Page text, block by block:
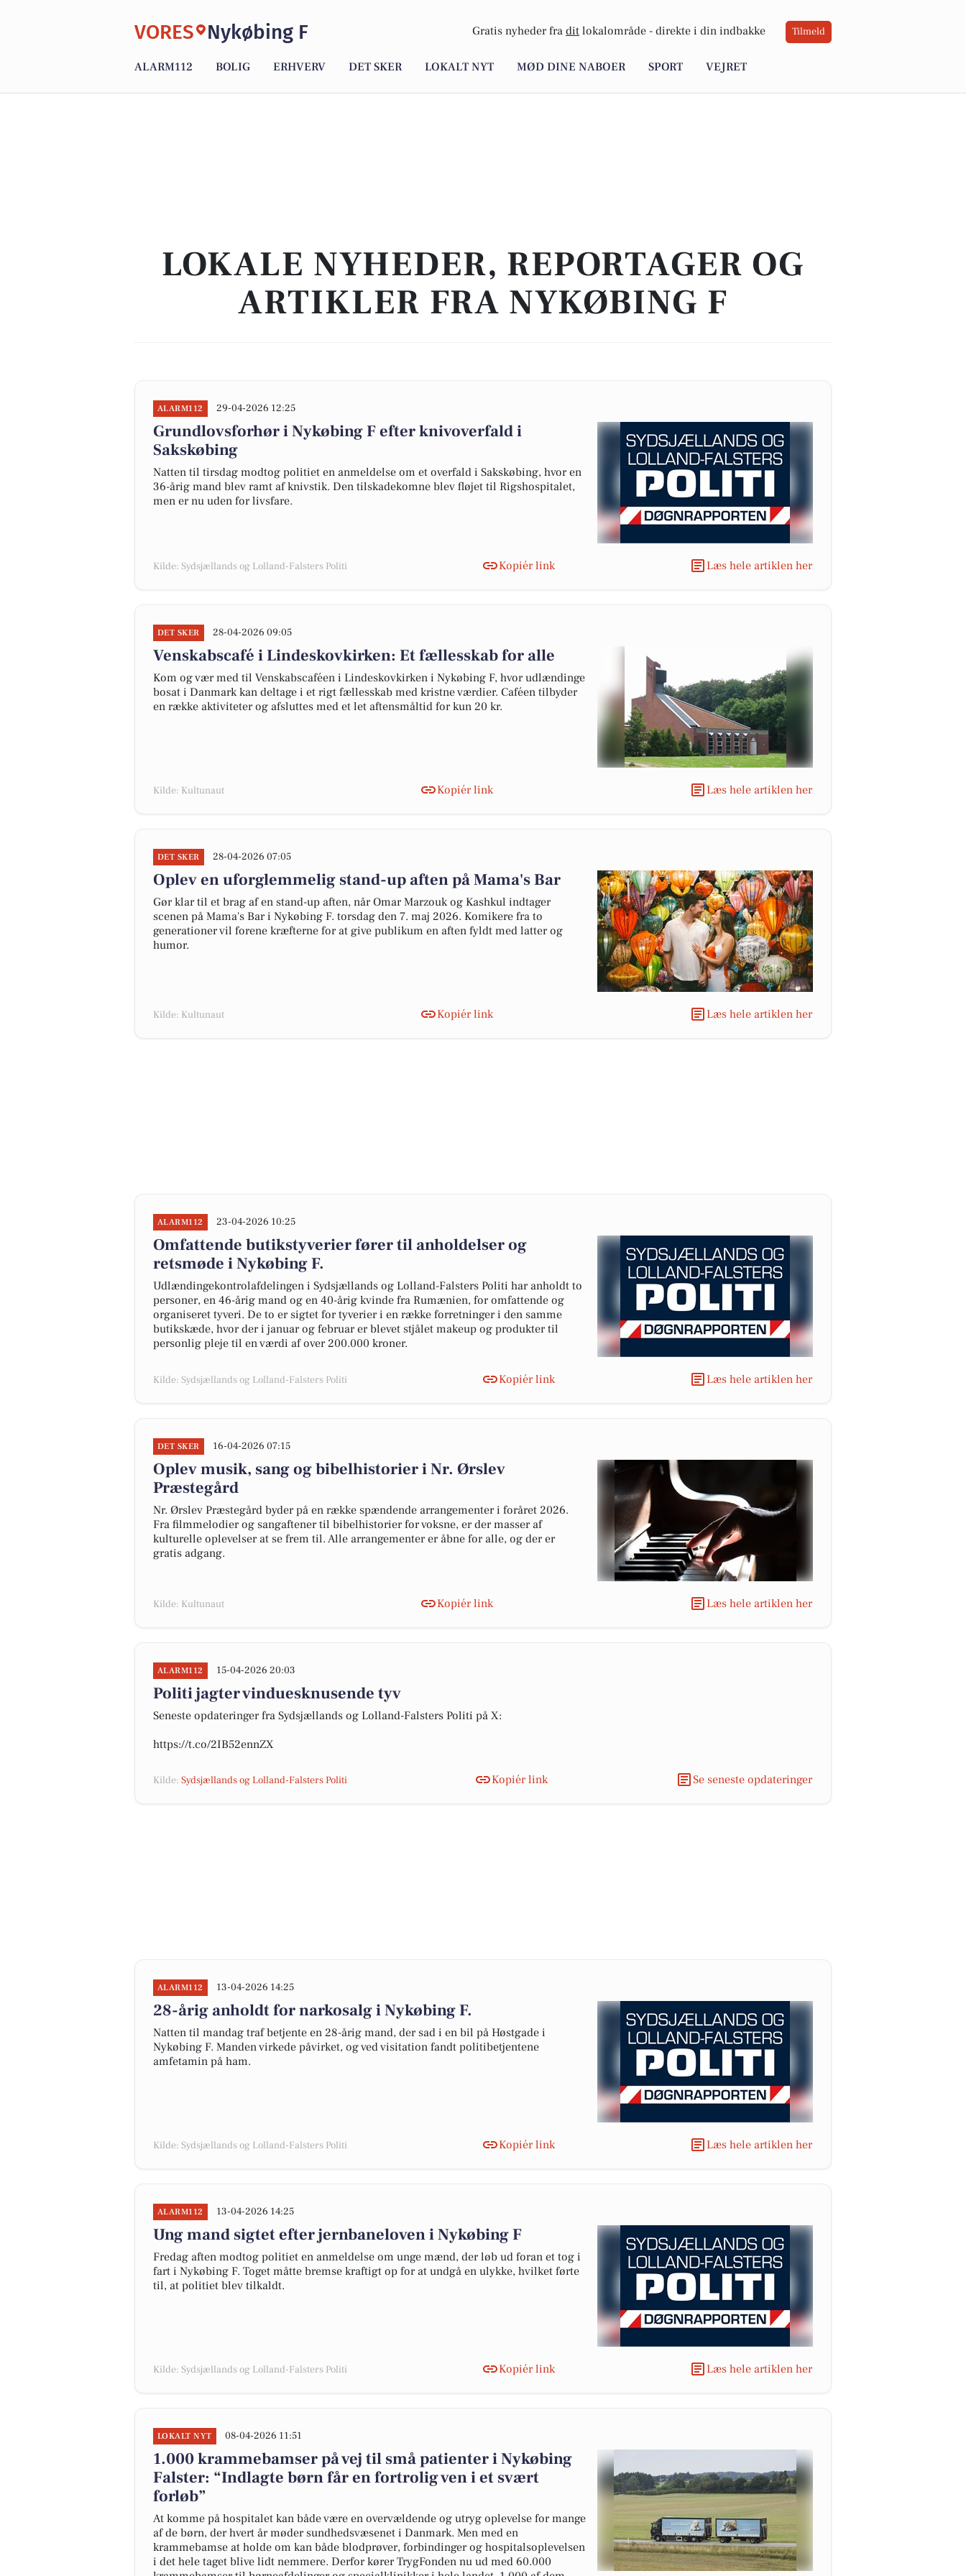
VORES Nykøbing F Gratis nyheder fra dit lokalområde - direkte i din indbakke Tilmeld
ALARM112 BOLIG ERHVERV DET SKER LOKALT NYT MØD DINE NABOER SPORT VEJRET
LOKALE NYHEDER, REPORTAGER OG
ARTIKLER FRA NYKØBING F
ALARM112 29-04-2026 12:25
Grundlovsforhør i Nykøbing F efter knivoverfald i
Sakskøbing
Natten til tirsdag modtog politiet en anmeldelse om et overfald i Sakskøbing, hvor en
36-årig mand blev ramt af knivstik. Den tilskadekomne blev fløjet til Rigshospitalet,
men er nu uden for livsfare.
Kilde: Sydsjællands og Lolland-Falsters Politi Kopiér link Læs hele artiklen her
DET SKER 28-04-2026 09:05
Venskabscafé i Lindeskovkirken: Et fællesskab for alle
Kom og vær med til Venskabscaféen i Lindeskovkirken i Nykøbing F, hvor udlændinge
bosat i Danmark kan deltage i et rigt fællesskab med kristne værdier. Caféen tilbyder
en række aktiviteter og afsluttes med et let aftensmåltid for kun 20 kr.
Kilde: Kultunaut Kopiér link Læs hele artiklen her
DET SKER 28-04-2026 07:05
Oplev en uforglemmelig stand-up aften på Mama's Bar
Gør klar til et brag af en stand-up aften, når Omar Marzouk og Kashkul indtager
scenen på Mama's Bar i Nykøbing F. torsdag den 7. maj 2026. Komikere fra to
generationer vil forene kræfterne for at give publikum en aften fyldt med latter og
humor.
Kilde: Kultunaut Kopiér link Læs hele artiklen her
ALARM112 23-04-2026 10:25
Omfattende butikstyverier fører til anholdelser og
retsmøde i Nykøbing F.
Udlændingekontrolafdelingen i Sydsjællands og Lolland-Falsters Politi har anholdt to
personer, en 46-årig mand og en 40-årig kvinde fra Rumænien, for omfattende og
organiseret tyveri. De to er sigtet for tyverier i en række forretninger i den samme
butikskæde, hvor der i januar og februar er blevet stjålet makeup og produkter til
personlig pleje til en værdi af over 200.000 kroner.
Kilde: Sydsjællands og Lolland-Falsters Politi Kopiér link Læs hele artiklen her
DET SKER 16-04-2026 07:15
Oplev musik, sang og bibelhistorier i Nr. Ørslev
Præstegård
Nr. Ørslev Præstegård byder på en række spændende arrangementer i foråret 2026.
Fra filmmelodier og sangaftener til bibelhistorier for voksne, er der masser af
kulturelle oplevelser at se frem til. Alle arrangementer er åbne for alle, og der er
gratis adgang.
Kilde: Kultunaut Kopiér link Læs hele artiklen her
ALARM112 15-04-2026 20:03
Politi jagter vinduesknusende tyv
Seneste opdateringer fra Sydsjællands og Lolland-Falsters Politi på X:
https://t.co/2IB52ennZX
Kilde: Sydsjællands og Lolland-Falsters Politi Kopiér link Se seneste opdateringer
ALARM112 13-04-2026 14:25
28-årig anholdt for narkosalg i Nykøbing F.
Natten til mandag traf betjente en 28-årig mand, der sad i en bil på Høstgade i
Nykøbing F. Manden virkede påvirket, og ved visitation fandt politibetjentene
amfetamin på ham.
Kilde: Sydsjællands og Lolland-Falsters Politi Kopiér link Læs hele artiklen her
ALARM112 13-04-2026 14:25
Ung mand sigtet efter jernbaneloven i Nykøbing F
Fredag aften modtog politiet en anmeldelse om unge mænd, der løb ud foran et tog i
fart i Nykøbing F. Toget måtte bremse kraftigt op for at undgå en ulykke, hvilket førte
til, at politiet blev tilkaldt.
Kilde: Sydsjællands og Lolland-Falsters Politi Kopiér link Læs hele artiklen her
LOKALT NYT 08-04-2026 11:51
1.000 krammebamser på vej til små patienter i Nykøbing
Falster: “Indlagte børn får en fortrolig ven i et svært
forløb”
At komme på hospitalet kan både være en overvældende og utryg oplevelse for mange
af de børn, der hvert år møder sundhedsvæsenet i Danmark. Men med en
krammebamse at holde om kan både blodprøver, forbindinger og hospitalsoplevelsen
i det hele taget blive lidt nemmere. Derfor kører TrygFonden nu ud med 60.000